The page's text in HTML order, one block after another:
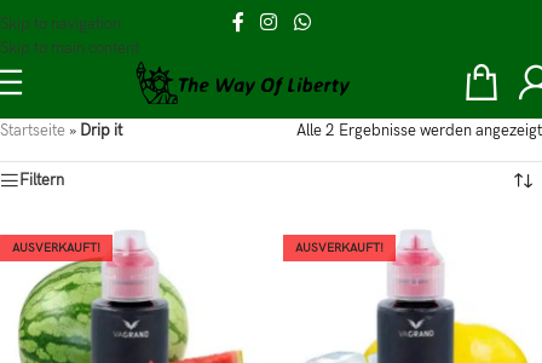
Skip to navigation
Skip to main content
Startseite » Drip it Alle 2 Ergebnisse werden angezeigt
Filtern
AUSVERKAUFT! AUSVERKAUFT!